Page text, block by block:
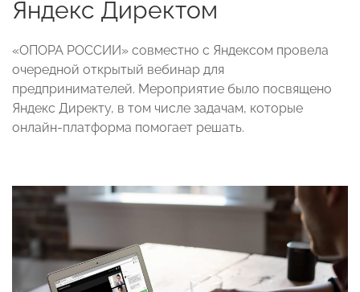
Яндекс Директом
«ОПОРА РОССИИ» совместно с Яндексом провела
очередной открытый вебинар для
предпринимателей. Мероприятие было посвящено
Яндекс Директу, в том числе задачам, которые
онлайн-платформа помогает решать.